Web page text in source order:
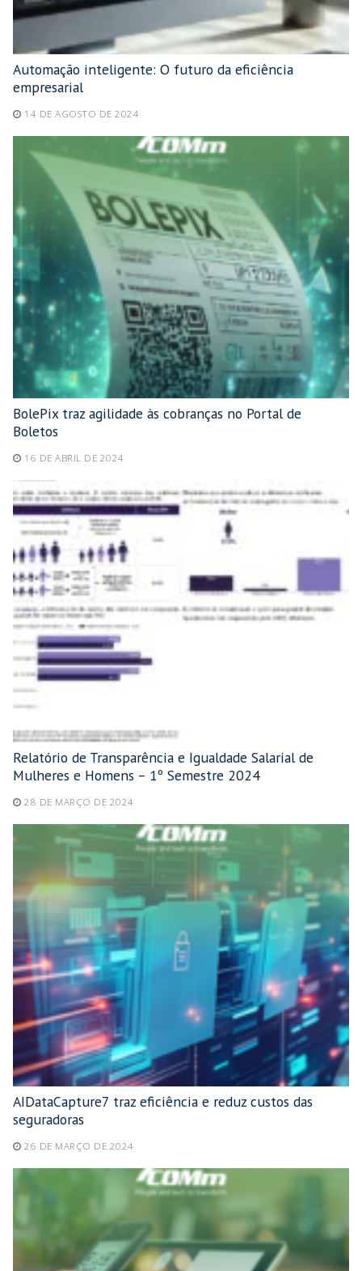
Automação inteligente: O futuro da eficiência
empresarial
14 DE AGOSTO DE 2024
BolePix traz agilidade às cobranças no Portal de
Boletos
16 DE ABRIL DE 2024
Relatório de Transparência e Igualdade Salarial de
Mulheres e Homens – 1º Semestre 2024
28 DE MARÇO DE 2024
AIDataCapture7 traz eficiência e reduz custos das
seguradoras
26 DE MARÇO DE 2024